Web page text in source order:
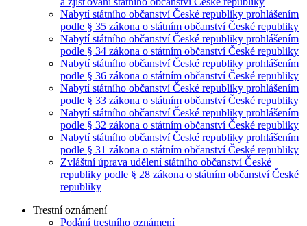
Nabytí státního občanství České republiky prohlášením
podle § 35 zákona o státním občanství České republiky
Nabytí státního občanství České republiky prohlášením
podle § 34 zákona o státním občanství České republiky
Nabytí státního občanství České republiky prohlášením
podle § 36 zákona o státním občanství České republiky
Nabytí státního občanství České republiky prohlášením
podle § 33 zákona o státním občanství České republiky
Nabytí státního občanství České republiky prohlášením
podle § 32 zákona o státním občanství České republiky
Nabytí státního občanství České republiky prohlášením
podle § 31 zákona o státním občanství České republiky
Zvláštní úprava udělení státního občanství České
republiky podle § 28 zákona o státním občanství České
republiky
Trestní oznámení
Podání trestního oznámení